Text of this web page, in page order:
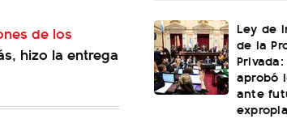
de los
hizo la entrega
Ley de
de la
aprobó
ante